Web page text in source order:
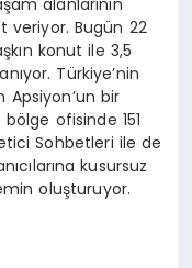
veriyor. Bugün 22
konut ile 3,5
Türkiye’nin
Apsiyon’un bir
ofisinde 151
Sohbetleri ile de
kusursuz
oluşturuyor.